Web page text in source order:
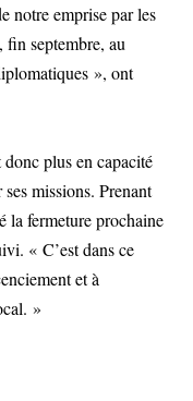
notre emprise par les
fin septembre, au
», ont
donc plus en capacité
missions. Prenant
la fermeture prochaine
« C’est dans ce
et à
»